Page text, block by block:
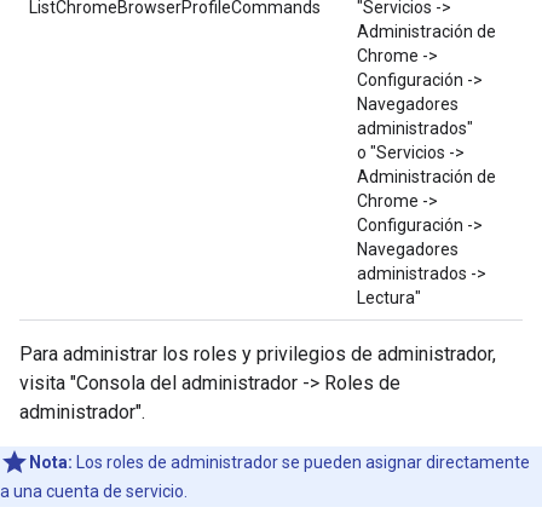
ListChromeBrowserProfileCommands
"Servicios ->
Administración de
Chrome ->
Configuración ->
Navegadores
administrados"
o "Servicios ->
Administración de
Chrome ->
Configuración ->
Navegadores
administrados ->
Lectura"
Para administrar los roles y privilegios de administrador,
visita "Consola del administrador -> Roles de
administrador".
Nota: Los roles de administrador se pueden asignar directamente
a una cuenta de servicio.